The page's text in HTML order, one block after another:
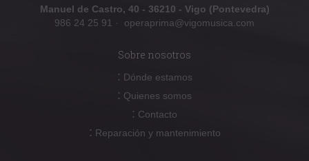
Manuel de Castro, 40 - 36210 - Vigo (Pontevedra)
986 24 25 91 · operaprima@vigomusica.com
Sobre nosotros
: Dónde estamos
: Quienes somos
: Contacto
: Reparación y mantenimiento